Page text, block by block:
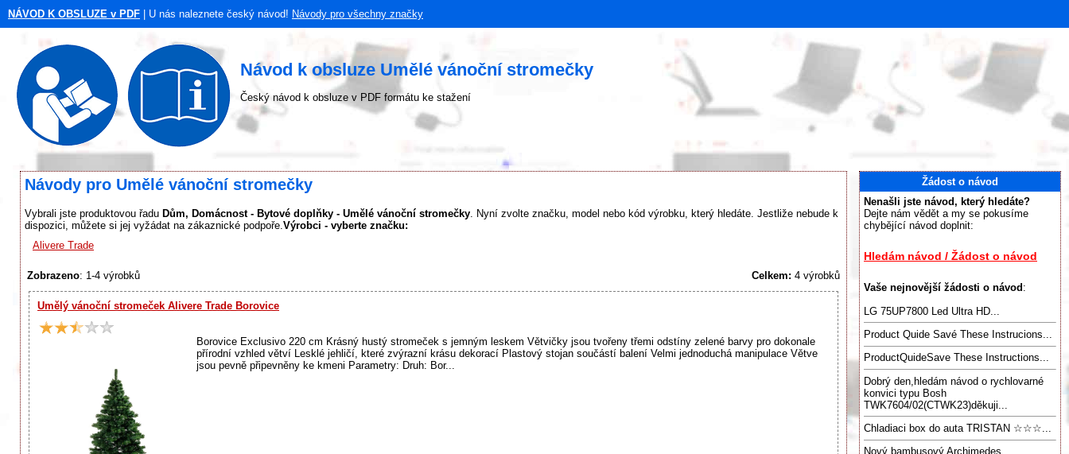
NÁVOD K OBSLUZE v PDF | U nás naleznete český návod! Návody pro všechny značky
Návod k obsluze Umělé vánoční stromečky
Český návod k obsluze v PDF formátu ke stažení
Návody pro Umělé vánoční stromečky
Vybrali jste produktovou řadu Dům, Domácnost - Bytové doplňky - Umělé vánoční stromečky . Nyní zvolte značku, model nebo kód výrobku, který hledáte. Jestliže nebude k
dispozici, můžete si jej vyžádat na zákaznické podpoře. Výrobci - vyberte značku:
Alivere Trade
Zobrazeno: 1-4 výrobků Celkem: 4 výrobků
Umělý vánoční stromeček Alivere Trade Borovice
Borovice Exclusivo 220 cm Krásný hustý stromeček s jemným leskem Větvičky jsou tvořeny třemi odstíny zelené barvy pro dokonale
přírodní vzhled větví Lesklé jehličí, které zvýrazní krásu dekorací Plastový stojan součástí balení Velmi jednoduchá manipulace Větve
jsou pevně připevněny ke kmeni Parametry: Druh: Bor...
Žádost o návod
Nenašli jste návod, který hledáte?
Dejte nám vědět a my se pokusíme
chybějící návod doplnit:
Hledám návod / Žádost o návod
Vaše nejnovější žádosti o návod :
LG 75UP7800 Led Ultra HD...
Product Quide Savé These Instrucions...
ProductQuideSave These Instructions...
Dobrý den,hledám návod o rychlovarné
konvici typu Bosh
TWK7604/02(CTWK23)děkuji...
Chladiaci box do auta TRISTAN ☆☆☆...
Nový bambusový Archimedes